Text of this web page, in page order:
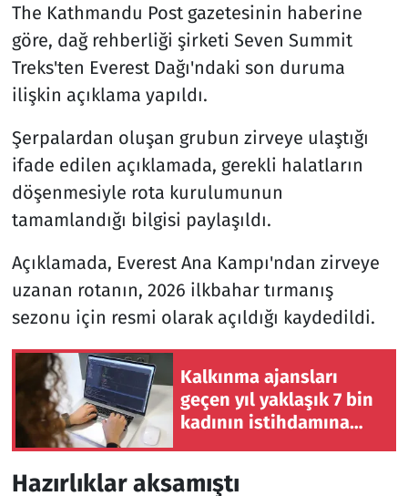
The Kathmandu Post gazetesinin haberine
göre, dağ rehberliği şirketi Seven Summit
Treks'ten Everest Dağı'ndaki son duruma
ilişkin açıklama yapıldı.
Şerpalardan oluşan grubun zirveye ulaştığı
ifade edilen açıklamada, gerekli halatların
döşenmesiyle rota kurulumunun
tamamlandığı bilgisi paylaşıldı.
Açıklamada, Everest Ana Kampı'ndan zirveye
uzanan rotanın, 2026 ilkbahar tırmanış
sezonu için resmi olarak açıldığı kaydedildi.
Kalkınma ajansları
geçen yıl yaklaşık 7 bin
kadının istihdamına
Hazırlıklar aksamıştı
Teknoloji ve Bilim
Televizyon